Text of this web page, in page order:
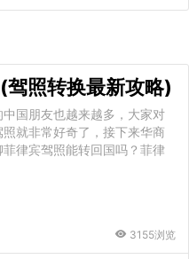
照转换最新攻略)
国朋友也越来越多，大家对
就非常好奇了，接下来华商
律宾驾照能转回国吗？菲律
3155浏览